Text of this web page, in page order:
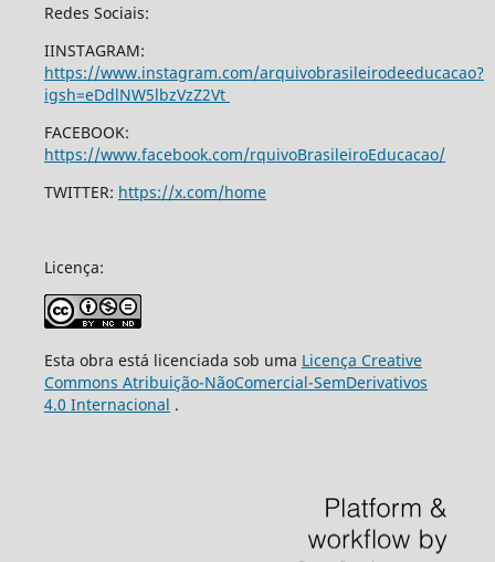
Redes Sociais:
IINSTAGRAM:
https://www.instagram.com/arquivobrasileirodeeducacao?
igsh=eDdlNW5lbzVzZ2Vt
FACEBOOK:
https://www.facebook.com/rquivoBrasileiroEducacao/
TWITTER: https://x.com/home
Licença:
Esta obra está licenciada sob uma Licença Creative
Commons Atribuição-NãoComercial-SemDerivativos
4.0 Internacional .